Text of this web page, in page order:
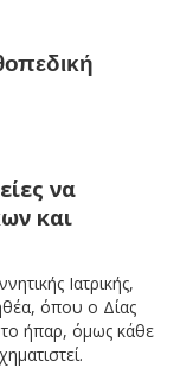
να
και
Ιατρικής,
όπου ο Δίας
ήπαρ, όμως κάθε